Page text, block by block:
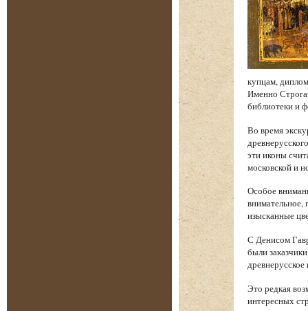
купцам,
Именно
библиотеки и
Во время
эти иконы
московской и
Особое
внимательное,
изысканные
С Денисом
были
древнерусское
Это редкая
интересных